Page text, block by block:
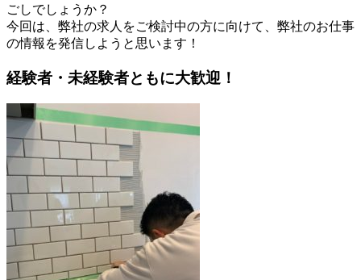
ごしでしょうか？
今回は、弊社の求人をご検討中の方に向けて、弊社のお仕事
の情報を発信しようと思います！
経験者・未経験者ともに大歓迎！